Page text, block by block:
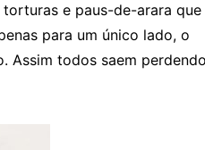
e paus-de-arara que
para um único lado, o
Assim todos saem